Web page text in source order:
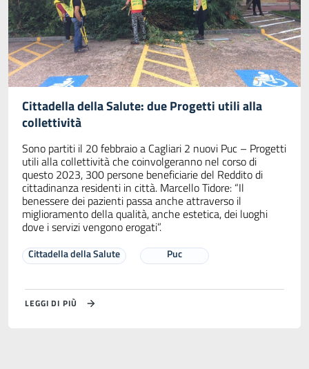
Cittadella della Salute: due Progetti utili alla
collettività
Sono partiti il 20 febbraio a Cagliari 2 nuovi Puc – Progetti
utili alla collettività che coinvolgeranno nel corso di
questo 2023, 300 persone beneficiarie del Reddito di
cittadinanza residenti in città. Marcello Tidore: “Il
benessere dei pazienti passa anche attraverso il
miglioramento della qualità, anche estetica, dei luoghi
dove i servizi vengono erogati”.
Cittadella della Salute Puc
LEGGI DI PIÙ